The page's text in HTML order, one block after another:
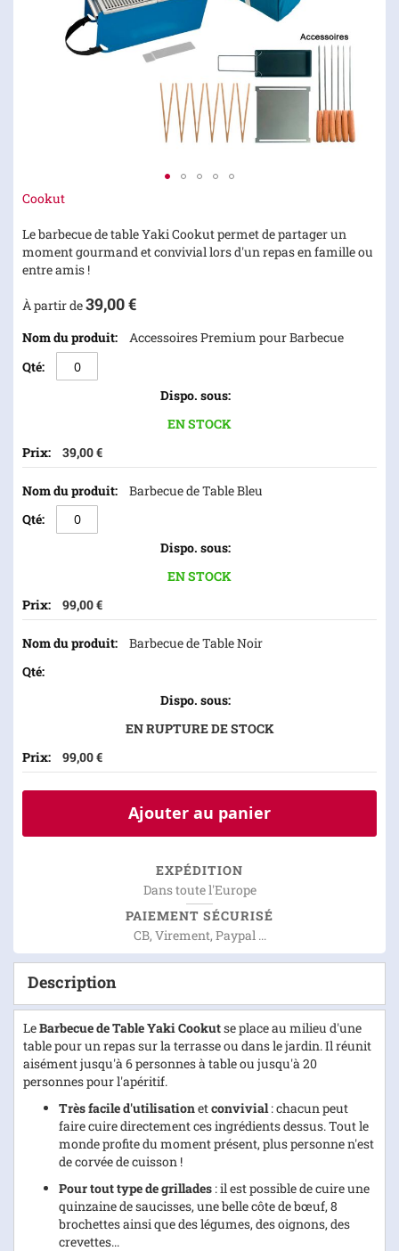
Cookut
Le barbecue de table Yaki Cookut permet de partager un
moment gourmand et convivial lors d'un repas en famille ou
entre amis !
À partir de39,00 €
Articles
produit
groupé
Accessoires Premium pour Barbecue
EN STOCK
39,00 €
Barbecue de Table Bleu
EN STOCK
99,00 €
Barbecue de Table Noir
EN RUPTURE DE STOCK
99,00 €
Ajouter au panier
EXPÉDITION
Dans toute l'Europe
PAIEMENT SÉCURISÉ
CB, Virement, Paypal ...
Skip
the
beginning
of
images
Description
LeBarbecue de Table Yaki Cookutse place au milieu d'une
table pour un repas sur la terrasse ou dans le jardin. Il réunit
aisément jusqu'à 6 personnes à table ou jusqu'à 20
personnes pour l'apéritif.
Très facile d'utilisationetconvivial: chacun peut
faire cuire directement ces ingrédients dessus. Tout le
monde profite du moment présent, plus personne n'est
de corvée de cuisson !
Pour tout type de grillades : il est possible de cuire une
quinzaine de saucisses, une belle côte de bœuf, 8
brochettes ainsi que des légumes, des oignons, des
crevettes...